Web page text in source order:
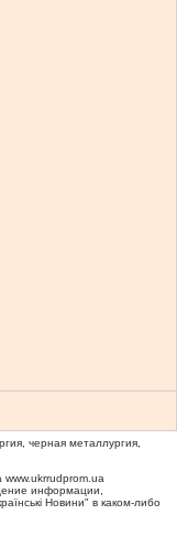
черная металлургия,
www.ukrrudprom.ua
информации,
Новини" в каком-либо